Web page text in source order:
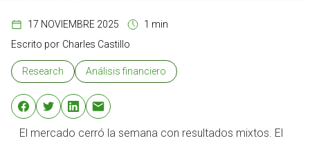
17 NOVIEMBRE 2025
1 min
Escrito por Charles Castillo
Research Análisis financiero
El mercado cerró la semana con resultados mixtos. El